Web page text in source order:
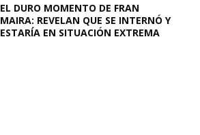
EL DURO MOMENTO DE FRAN
MAIRA: REVELAN QUE SE INTERNÓ Y
ESTARÍA EN SITUACIÓN EXTREMA